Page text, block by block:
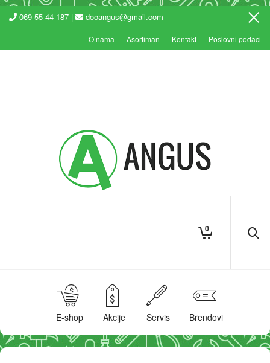
069 55 44 187 | dooangus@gmail.com
O nama Asortiman Kontakt Poslovni podaci
0
E-shop Akcije Servis Brendovi